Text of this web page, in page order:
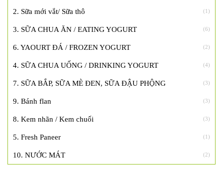
2. Sữa mới vắt/ Sữa thô (1)
3. SỮA CHUA ĂN / EATING YOGURT (6)
6. YAOURT ĐÁ / FROZEN YOGURT (2)
4. SỮA CHUA UỐNG / DRINKING YOGURT (4)
7. SỮA BẮP, SỮA MÈ ĐEN, SỮA ĐẬU PHỘNG (3)
9. Bánh flan (3)
8. Kem nhãn / Kem chuối (3)
5. Fresh Paneer (1)
10. NƯỚC MÁT (2)